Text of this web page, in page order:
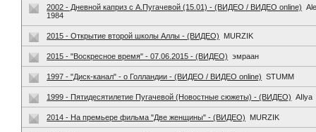
2002 - Дневной каприз с А.Пугачевой (15.01) - (ВИДЕО / ВИДЕО online)
1984
2015 - Открытие второй школы Аллы - (ВИДЕО) MURZIK
2015 - "Воскресное время" - 07.06.2015 - (ВИДЕО) эмраан
1997 - "Диск-канал" - о Голландии - (ВИДЕО / ВИДЕО online) STUMM
1999 - Пятидесятилетие Пугачевой (Новостные сюжеты) - (ВИДЕО) AIlya
2014 - На премьере фильма "Две женщины" - (ВИДЕО) MURZIK